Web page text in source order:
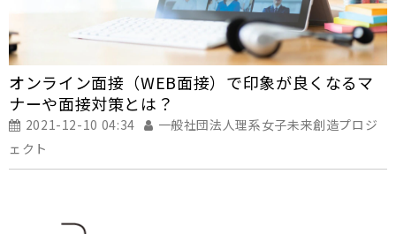
オンライン面接（WEB面接）で印象が良くなるマ
ナーや面接対策とは？
2021-12-10 04:34
一般社団法人理系女子未来創造プロジ
ェクト